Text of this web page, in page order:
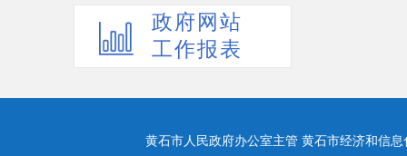
政府网站
工作报表
黄石市人民政府办公室主管 黄石市经济和信息